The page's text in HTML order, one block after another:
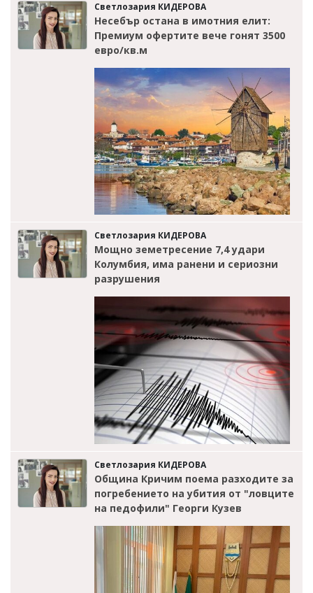
Светлозария КИДЕРОВА
Несебър остана в имотния елит:
Премиум офертите вече гонят 3500
евро/кв.м
Светлозария КИДЕРОВА
Мощно земетресение 7,4 удари
Колумбия, има ранени и сериозни
разрушения
Светлозария КИДЕРОВА
Община Кричим поема разходите за
погребението на убития от "ловците
на педофили" Георги Кузев